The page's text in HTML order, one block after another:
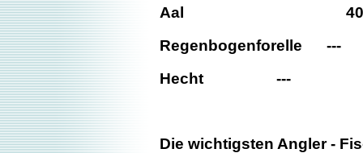
Aal
Regenbogenforelle
---
Hecht
---
Die wichtigsten Angler -